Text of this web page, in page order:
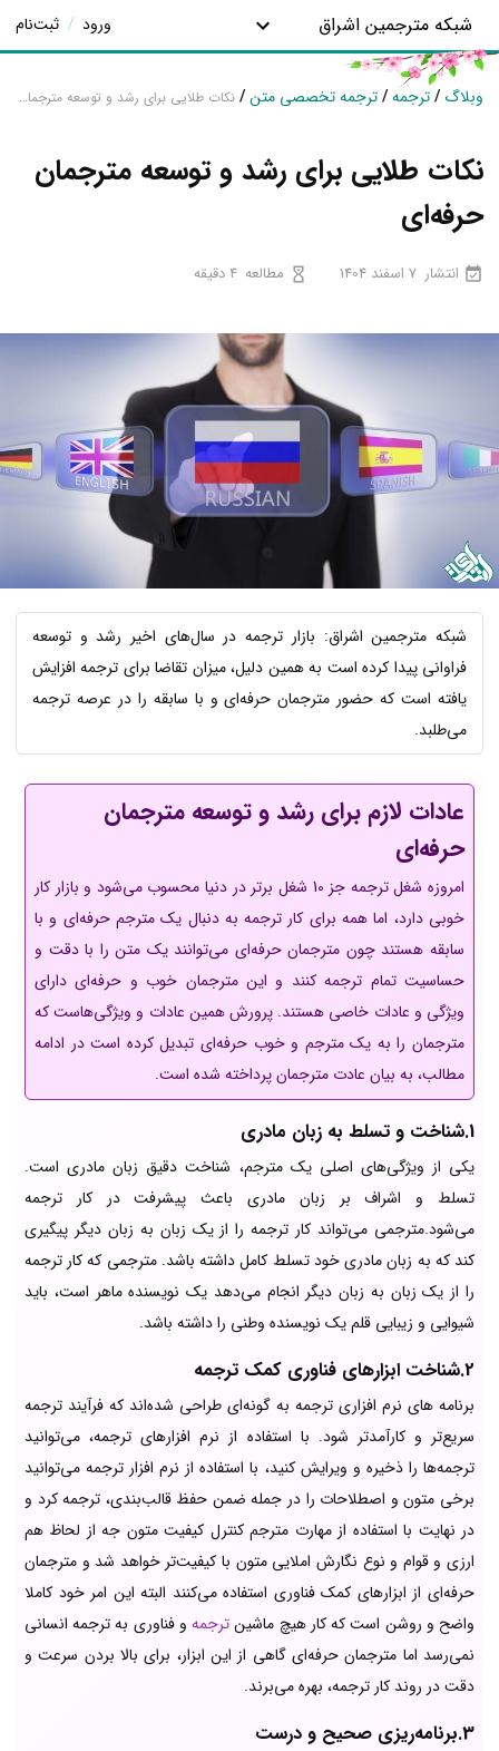
شبکه مترجمین اشراق ورود / ثبت‌نام
وبلاگ /ترجمه/ترجمه تخصصی متن/ نکات طلایی برای رشد و توسعه مترجمان حرفه‌ای
نکات طلایی برای رشد و توسعه مترجمان
حرفه‌ای
انتشار 7 اسفند 1404 مطالعه 4 دقیقه
شبکه مترجمین اشراق: بازار ترجمه در سال‌های اخیر رشد و توسعه
فراوانی پیدا کرده است به همین دلیل، میزان تقاضا برای ترجمه افزایش
یافته است که حضور مترجمان حرفه‌ای و با سابقه را در عرصه ترجمه
می‌طلبد.
عادات لازم برای رشد و توسعه مترجمان
حرفه‌ای
امروزه شغل ترجمه جز 10 شغل برتر در دنیا محسوب می‌شود و بازار کار
خوبی دارد، اما همه برای کار ترجمه به دنبال یک مترجم حرفه‌ای و با
سابقه هستند چون مترجمان حرفه‌ای می‌توانند یک متن را با دقت و
حساسیت تمام ترجمه کنند و این مترجمان خوب و حرفه‌ای دارای
ویژگی و عادات خاصی هستند. پرورش همین عادات و ویژگی‌هاست که
مترجمان را به یک مترجم و خوب حرفه‌ای تبدیل کرده است در ادامه
مطالب، به بیان عادت مترجمان پرداخته شده است.
1.شناخت و تسلط به زبان مادری
یکی از ویژگی‌های اصلی یک مترجم، شناخت دقیق زبان مادری است.
تسلط و اشراف بر زبان مادری باعث پیشرفت در کار ترجمه
می‌شود.مترجمی می‌تواند کار ترجمه را از یک زبان به زبان دیگر پیگیری
کند که به زبان مادری خود تسلط کامل داشته باشد. مترجمی که کار ترجمه
را از یک زبان به زبان دیگر انجام می‌دهد یک نویسنده ماهر است، باید
شیوایی و زیبایی قلم یک نویسنده وطنی را داشته باشد.
2.شناخت ابزار‌های فناوری کمک ترجمه
برنامه های نرم افزاری ترجمه به گونه‌ای طراحی شده‌اند که فرآیند ترجمه
سریع‌تر و کارآمدتر شود. با استفاده از نرم افزار‌های ترجمه، می‌توانید
ترجمه‌ها را ذخیره و ویرایش کنید، با استفاده از نرم افزار ترجمه می‌توانید
برخی متون و اصطلاحات را در جمله ضمن حفظ قالب‌بندی، ترجمه کرد و
در نهایت با استفاده از مهارت مترجم کنترل کیفیت متون جه از لحاظ هم
ارزی و قوام و نوع نگارش املایی متون با کیفیت‌تر خواهد شد و مترجمان
حرفه‌ای از ابزارهای کمک فناوری استفاده می‌کنند البته این امر خود کاملا
واضح و روشن است که کار هیچ ماشینترجمهو فناوری به ترجمه انسانی
نمی‌رسد اما مترجمان حرفه‌ای گاهی از این ابزار، برای بالا بردن سرعت و
دقت در روند کار ترجمه، بهره می‌برند.
3.برنامه‌ریزی صحیح و درست